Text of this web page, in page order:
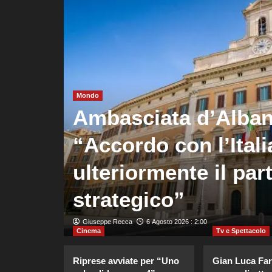
Mondo
Ambasciata
“Accordo con
ulteriormente il
strategico”
Giuseppe Recca 6 Agosto 2026 : 2:00
Cinema
Riprese avviate per “Uno
Tv e Spettacolo
Gian Luca